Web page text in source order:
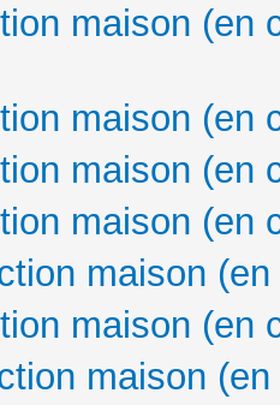
maison (en
maison (en
maison (en
maison (en
maison
maison (en
maison